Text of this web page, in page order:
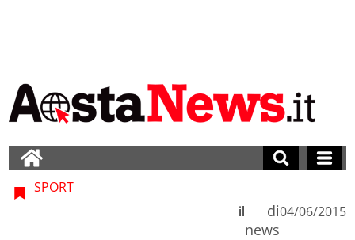
SPORT
di
news
il 04/06/2015